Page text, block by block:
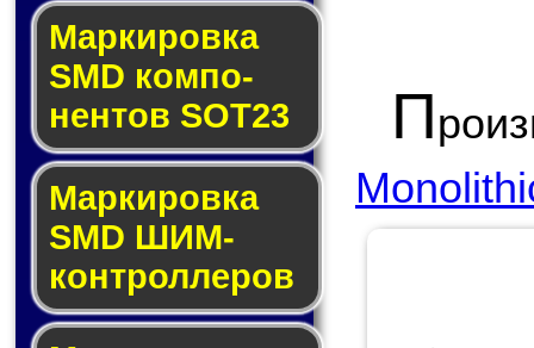
Маркировка
SMD ком­по­
нен­тов SOT23
Маркировка
SMD ШИМ-
кон­трол­ле­ров
П